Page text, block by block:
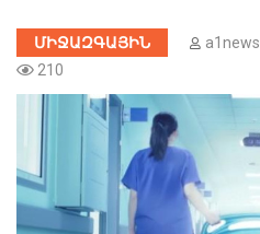
ՄԻՋԱԶԳԱՅԻՆ a1news
210